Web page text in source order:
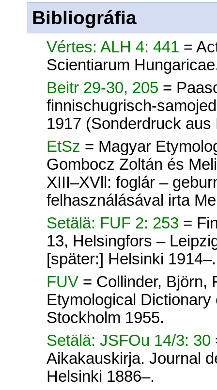
Bibliográfia
Vértes: ALH 4: 441 =
Scientiarum
Beitr 29-30, 205 =
finnischugrisch-
1917 (Sonderdruck
EtSz = Magyar
Gombocz Zoltán és
XIII–XVll: foglár –
felhasználásával irta
Setälä: FUF 2: 253 =
13, Helsingfors –
[später:] Helsinki 1914–.
FUV = Collinder, Björn,
Etymological
Stockholm 1955.
Setälä: JSFOu 14/3: 30
Aikakauskirja. Journal
Helsinki 1886–.